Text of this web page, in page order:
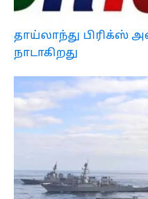
தாய்லாந்து பிரிக்ஸ்
நாடாகிறது